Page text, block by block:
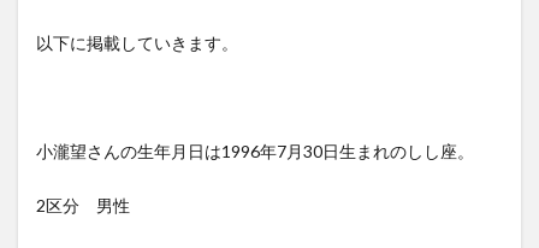
以下に掲載していきます。
小瀧望さんの生年月日は1996年7月30日生まれのしし座。
2区分 男性